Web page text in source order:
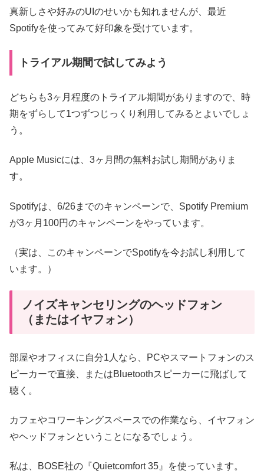
真新しさや好みのUIのせいかも知れませんが、最近
Spotifyを使ってみて好印象を受けています。
トライアル期間で試してみよう
どちらも3ヶ月程度のトライアル期間がありますので、時
期をずらして1つずつじっくり利用してみるとよいでしょ
う。
Apple Musicには、3ヶ月間の無料お試し期間がありま
す。
Spotifyは、6/26までのキャンペーンで、Spotify Premium
が3ヶ月100円のキャンペーンをやっています。
（実は、このキャンペーンでSpotifyを今お試し利用して
います。）
ノイズキャンセリングのヘッドフォン
（またはイヤフォン）
部屋やオフィスに自分1人なら、PCやスマートフォンのス
ピーカーで直接、またはBluetoothスピーカーに飛ばして
聴く。
カフェやコワーキングスペースでの作業なら、イヤフォン
やヘッドフォンということになるでしょう。
私は、BOSE社の『Quietcomfort 35』を使っています。